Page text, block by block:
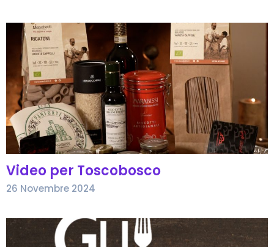
Video per Toscobosco
26 Novembre 2024